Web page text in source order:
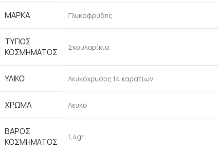
ΜΆΡΚΑ Γλυκοφρύδης
ΤΎΠΟΣ
ΚΟΣΜΉΜΑΤΟΣ
Σκουλαρίκια
ΥΛΙΚΌ Λευκόχρυσος 14 καρατίων
ΧΡΏΜΑ Λευκό
ΒΆΡΟΣ
ΚΟΣΜΉΜΑΤΟΣ
1,4gr